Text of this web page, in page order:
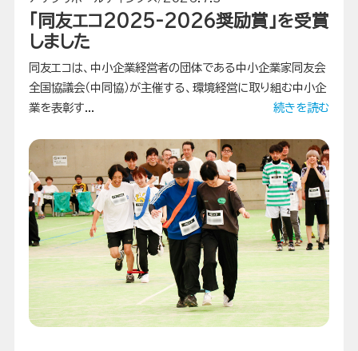
「同友エコ2025-2026奨励賞」を受賞
しました
同友エコは、中小企業経営者の団体である中小企業家同友会
全国協議会（中同協）が主催する、環境経営に取り組む中小企
業を表彰す...
続きを読む